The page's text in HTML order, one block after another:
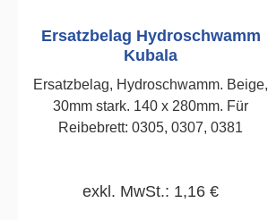
Ersatzbelag Hydroschwamm
Kubala
Ersatzbelag, Hydroschwamm. Beige,
30mm stark. 140 x 280mm. Für
Reibebrett: 0305, 0307, 0381
exkl. MwSt.: 1,16 €